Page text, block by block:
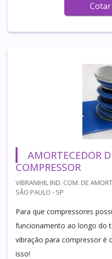
AMORTECEDOR
COMPRESSOR
VIBRANIHIL IND. COM. DE
SÃO PAULO - SP
Para que compressores
funcionamento ao longo do
vibração para compressor é
isso!